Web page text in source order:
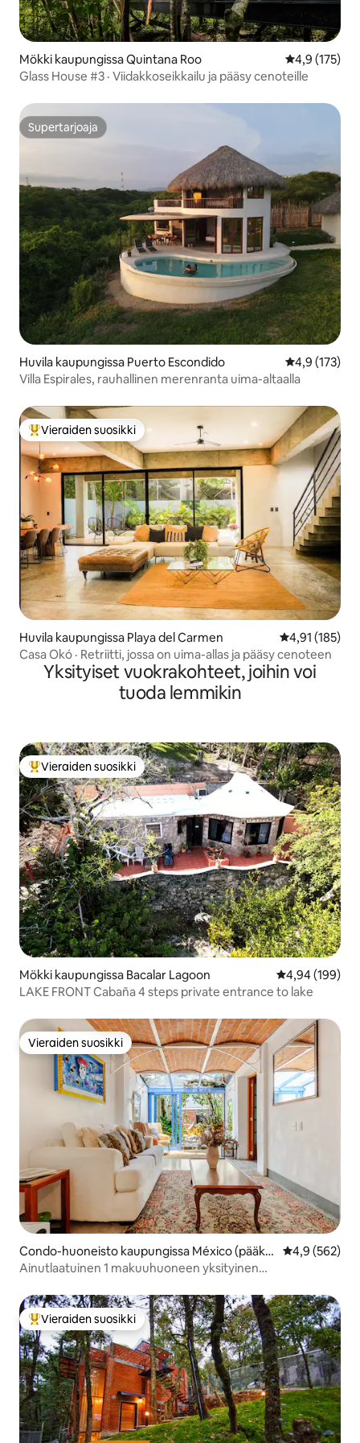
Mökki kaupungissa Quintana Roo
4,9 (175)
Glass House #3 · Viidakkoseikkailu ja pääsy cenoteille
Supertarjoaja
Supertarjoaja
Huvila kaupungissa Puerto Escondido
4,9 (173)
Villa Espirales, rauhallinen merenranta uima-altaalla
Vieraiden suosikkien parhaimmistoa
Vieraiden suosikki
Huvila kaupungissa Playa del Carmen
4,91 (185)
Casa Okó · Retriitti, jossa on uima-allas ja pääsy cenoteen
Yksityiset vuokrakohteet, joihin voi
tuoda lemmikin
Vieraiden suosikkien parhaimmistoa
Vieraiden suosikki
Mökki kaupungissa Bacalar Lagoon
4,94 (199)
LAKE FRONT Cabaña 4 steps private entrance to lake
Vieraiden suosikki
Vieraiden suosikki
Condo-huoneisto kaupungissa México (pääka
upunki)
4,9 (562)
Ainutlaatuinen 1 makuuhuoneen yksityinen
Vieraiden suosikkien parhaimmistoa
Vieraiden suosikki